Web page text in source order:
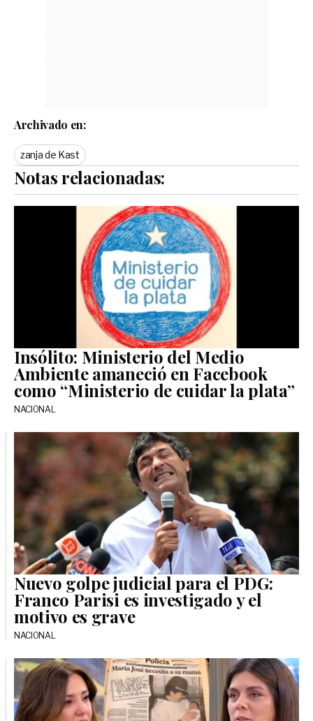
Archivado en:
zanja de Kast
Notas relacionadas:
Insólito: Ministerio del Medio
Ambiente amaneció en Facebook
como “Ministerio de cuidar la plata”
NACIONAL
Nuevo golpe judicial para el PDG:
Franco Parisi es investigado y el
motivo es grave
NACIONAL